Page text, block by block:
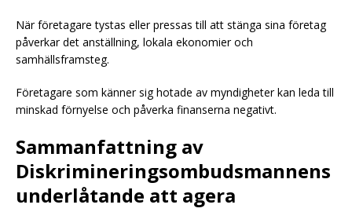
När företagare tystas eller pressas till att stänga sina företag
påverkar det anställning, lokala ekonomier och
samhällsframsteg.
Företagare som känner sig hotade av myndigheter kan leda till
minskad förnyelse och påverka finanserna negativt.
Sammanfattning av
Diskrimineringsombudsmannens
underlåtande att agera